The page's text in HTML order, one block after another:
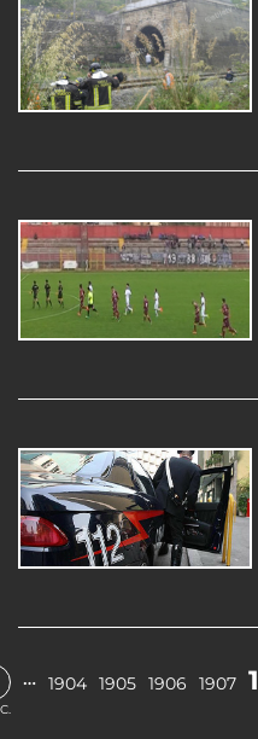
… 1904 1905 1906 1907